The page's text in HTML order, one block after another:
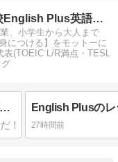
東京港区田町の英語学校English Plus英語講師ブログ
、小学生から大人まで
につける】をモットーに
表(TOEIC L/R満点・TESL
中学生で英語につまずかない方法｜英語が苦手になる前に身につけたい5つの習慣
27時間前